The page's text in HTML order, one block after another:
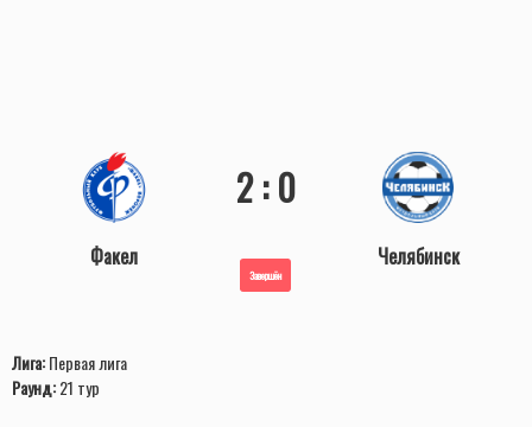
Факел
2 : 0
Завершён
Челябинск
Лига:Первая лига
Раунд:21 тур